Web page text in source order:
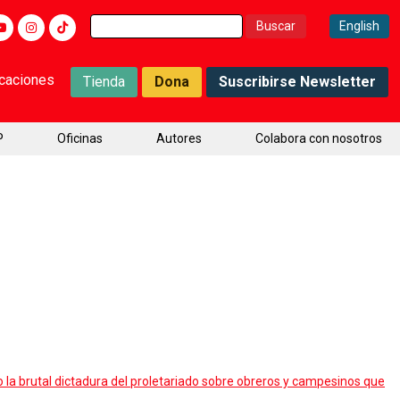
Buscar: English
Tienda Dona Suscribirse Newsletter
Oficinas Autores Colabora con nosotros
brutal dictadura del proletariado sobre obreros y campesinos que